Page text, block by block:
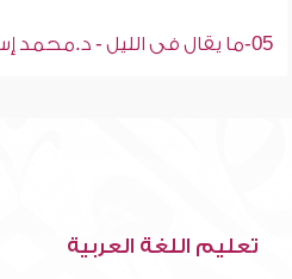
05-ما يقال فى الليل - د.محمد إسماعيل المقدم
تعليم اللغة العربية